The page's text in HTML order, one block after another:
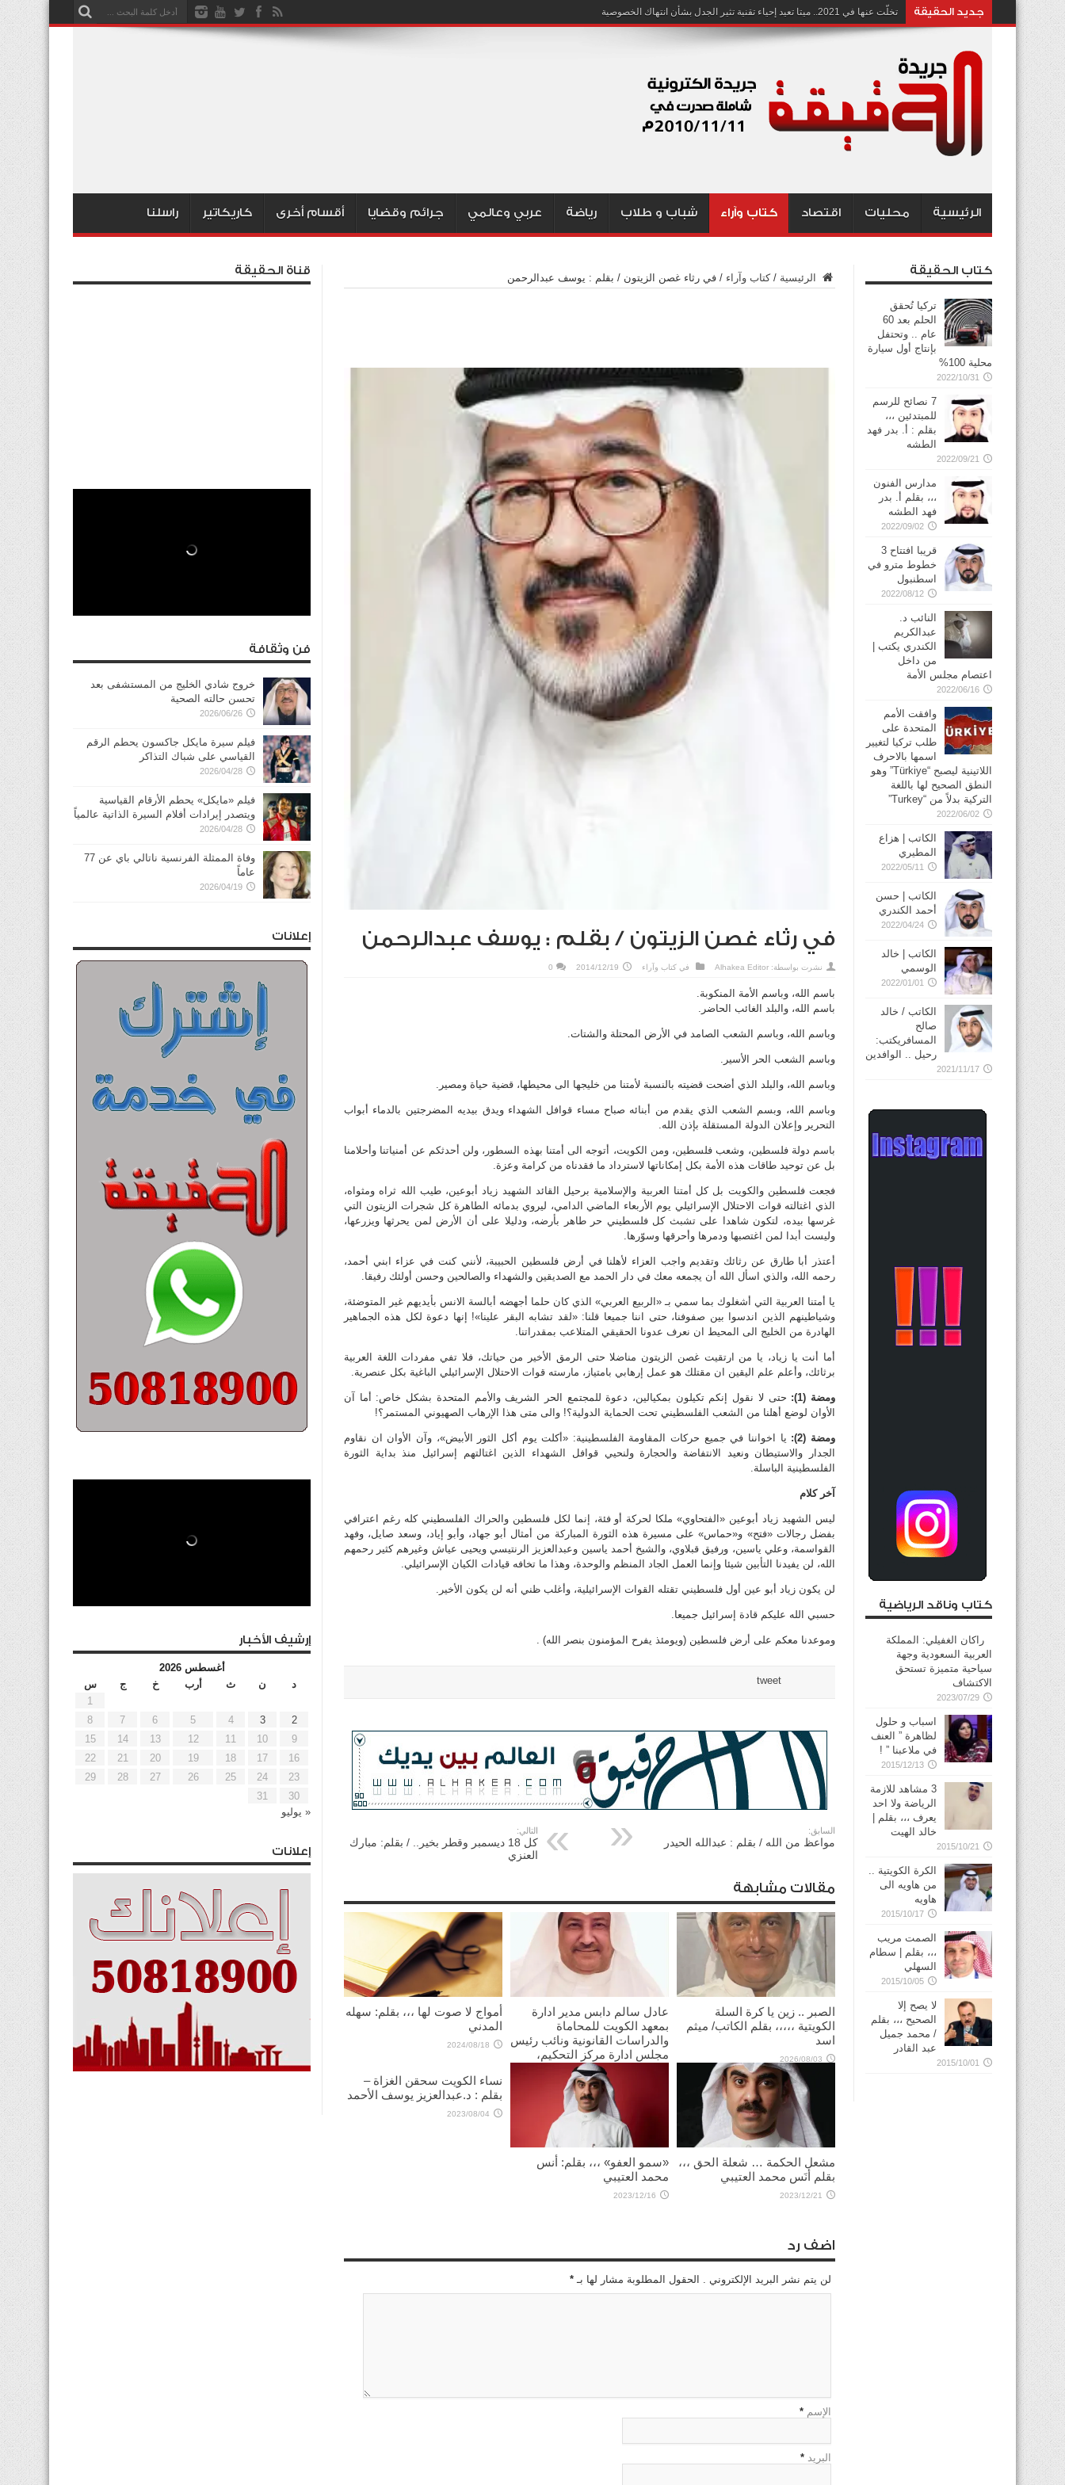
جديد الحقيقة تخلّت عنها في 2021.. ميتا تعيد إحياء تقنية تثير الجدل بشأن انتهاك الخصوصية
الرئيسية محليات اقتصاد كتاب وآراء شباب و طلاب رياضة عربي وعالمي جرائم وقضايا أقسام أخرى كاريكاتير راسلنا
الرئيسية / كتاب وآراء / في رثاء غصن الزيتون / بقلم : يوسف عبدالرحمن
في رثاء غصن الزيتون / بقلم : يوسف عبدالرحمن
نشرت بواسطة: Alhakea Editor في كتاب وآراء 2014/12/19
0
باسم الله، وباسم الأمة المنكوبة.
باسم الله، والبلد الغائب الحاضر.
وباسم الله، وباسم الشعب الصامد في الأرض المحتلة والشتات.
وباسم الشعب الحر الأسير.
وباسم الله، والبلد الذي أضحت قضيته بالنسبة لأمتنا من خليجها الى محيطها، قضية حياة ومصير.
وباسم الله، وبسم الشعب الذي يقدم من أبنائه صباح مساء قوافل الشهداء ويدق بيديه المضرجتين بالدماء أبواب
التحرير وإعلان الدولة المستقلة بإذن الله.
باسم دولة فلسطين، وشعب فلسطين، ومن الكويت، أتوجه الى أمتنا بهذه السطور، ولن أحدثكم عن أمنياتنا وأحلامنا
بل عن توحيد طاقات هذه الأمة بكل إمكاناتها لاسترداد ما فقدناه من كرامة وعزة.
فجعت فلسطين والكويت بل كل أمتنا العربية والإسلامية برحيل القائد الشهيد زياد أبوعين، طيب الله ثراه ومثواه،
الذي اغتالته قوات الاحتلال الإسرائيلي يوم الأربعاء الماضي الدامي، ليروي بدمائه الطاهرة كل شجرات الزيتون التي
غرسها بيده، لتكون شاهدا على تشبث كل فلسطيني حر طاهر بأرضه، ودليلا على أن الأرض لمن يحرثها ويزرعها،
وليست أبدا لمن اغتصبها ودمرها وأحرقها وسوّرها.
أعتذر أبا طارق عن رثائك وتقديم واجب العزاء لأهلنا في أرض فلسطين الحبيبة، لأنني كنت في عزاء ابني أحمد،
رحمه الله، والذي اسأل الله أن يجمعه معك في دار الحمد مع الصديقين والشهداء والصالحين وحسن أولئك رفيقا.
يا أمتنا العربية التي أشغلوك بما سمي بـ «الربيع العربي» الذي كان حلما أجهضه أبالسة الانس بأيديهم غير المتوضئة،
وشياطينهم الذين اندسوا بين صفوفنا، حتى اننا جميعا قلنا: «لقد تشابه البقر علينا»! إنها دعوة لكل هذه الجماهير
الهادرة من الخليج الى المحيط ان نعرف عدونا الحقيقي المتلاعب بمقدراتنا.
أما أنت يا زياد، يا من ارتقيت غصن الزيتون مناضلا حتى الرمق الأخير من حياتك، فلا تفي مفردات اللغة العربية
برثائك، وأعلم علم اليقين ان مقتلك هو عمل إرهابي بامتياز، مارسته قوات الاحتلال الإسرائيلي الباغية بكل عنصرية.
ومضة (1):
حتى لا نقول إنكم تكيلون بمكيالين، دعوة للمجتمع الحر الشريف والأمم المتحدة بشكل خاص: أما آن
الأوان لوضع أهلنا من الشعب الفلسطيني تحت الحماية الدولية؟! والى متى هذا الإرهاب الصهيوني المستمر؟!
ومضة (2):
يا اخواننا في جميع حركات المقاومة الفلسطينية: «أكلت يوم أكل الثور الأبيض»، وآن الأوان ان نقاوم
الجدار والاستيطان ونعيد الانتفاضة والحجارة ولنحيي قوافل الشهداء الذين اغتالتهم إسرائيل منذ بداية الثورة
الفلسطينية الباسلة.
آخر كلام
ليس الشهيد زياد أبوعين «الفتحاوي» ملكا لحركة أو فئة، إنما لكل فلسطين والحراك الفلسطيني كله رغم اعترافي
بفضل رجالات «فتح» و«حماس» على مسيرة هذه الثورة المباركة من أمثال أبو جهاد، وأبو إياد، وسعد صايل، وفهد
القواسمة، وعلي ياسين، ورفيق قبلاوي، والشيخ أحمد ياسين وعبدالعزيز الرنتيسي ويحيى عياش وغيرهم كثير رحمهم
الله، لن يفيدنا التأبين شيئا وإنما العمل الجاد المنظم والوحدة، وهذا ما تخافه قيادات الكيان الإسرائيلي.
لن يكون زياد أبو عين أول فلسطيني تقتله القوات الإسرائيلية، وأغلب ظني أنه لن يكون الأخير.
حسبي الله عليكم قادة إسرائيل جميعا.
وموعدنا معكم على أرض فلسطين (ويومئذ يفرح المؤمنون بنصر الله) .
tweet
السابق:
مواعظ من الله / بقلم : عبدالله الحيدر
التالي:
كل 18 ديسمبر وقطر بخير.. / بقلم: مبارك
العنزي
مقالات مشابهة
الصبر .. زين يا كرة السلة
الكويتية ،،،،، بقلم الكاتب/ ميثم
اسد
2026/08/03
عادل سالم دابس مدير ادارة
بمعهد الكويت للمحاماة
والدراسات القانونية ونائب رئيس
مجلس ادارة مركز التحكيم،
يكتب: تفعيل قانون الوساطة في
المنازعات ضرورة لتعزيز العدالة
وتطوير العمل القانوني في
2025/09/18
أمواج لا صوت لها ،،، بقلم: سهله
المدني
2024/08/18
مشعل الحكمة … شعلة الحق ،،،
بقلم أنَس محمد العتيبي
2023/12/21
«سمو العفو» ،،، بقلم: أنس
محمد العتيبي
2023/12/16
نساء الكويت سحقن الغزاة –
بقلم : د.عبدالعزيز يوسف الأحمد
2023/08/04
اضف رد
لن يتم نشر البريد الإلكتروني . الحقول المطلوبة مشار لها بـ *
الإسم *
البريد *
كتاب الحقيقة
تركيا تُحقق
الحلم بعد 60
عام .. وتحتفل
بإنتاج أول سيارة
محلية 100%
2022/10/31
7 نصائح للرسم
للمبتدئين ،،،
بقلم : أ. بدر فهد
الطشه
2022/09/21
مدارس الفنون
،،، بقلم أ. بدر
فهد الطشه
2022/09/02
قريبا افتتاح 3
خطوط مترو في
2022/08/12
النائب د.
عبدالكريم
الكندري يكتب |
من داخل
اعتصام مجلس الأمة
2022/06/16
وافقت الأمم
المتحدة على
طلب تركيا لتغيير
اسمها بالاحرف
اللاتينية ليصبح “Türkiye” وهو
النطق الصحيح لها باللغة
التركية بدلاً من “Turkey”
2022/06/02
الكاتب | هزاع
المطيري
2022/05/11
الكاتب | حسن
أحمد الكندري
2022/04/24
الكاتب | خالد
الوسمي
2022/01/01
الكاتب / خالد
صالح
المسافريكتب:
رحيل .. الوافدين
2021/11/17
كتاب وناقد الرياضية
راكان الغفيلي: المملكة
العربية السعودية وجهة
سياحية متميزة تستحق
الاكتشاف
2023/07/29
اسباب و حلول
لظاهرة ” العنف
في ملاعبنا ” !
2015/12/13
3 مشاهد للازمة
الرياضة ولا احد
يعرف ،،، بقلم |
خالد الهيت
2015/10/21
الكرة الكويتية ..
من هاويه الى
هاويه
2015/10/17
الصمت مريب
،،، بقلم | سطام
السهلي
2015/10/05
لا يصح إلا
الصحيح ،،، بقلم
/ محمد جميل
عبد القادر
2015/10/01
قناة الحقيقة
فن وثقافة
خروج شادي الخليج من المستشفى بعد
تحسن حالته الصحية
2026/06/26
فيلم سيرة مايكل جاكسون يحطم الرقم
القياسي على شباك التذاكر
2026/04/28
فيلم «مايكل» يحطم الأرقام القياسية
ويتصدر إيرادات أفلام السيرة الذاتية عالمياً
2026/04/28
وفاة الممثلة الفرنسية ناتالي باي عن 77
عاماً
2026/04/19
إعلانات
إرشيف الأخبار
أغسطس 2026
د
ن ث أرب خ ج
س
1
2
3
4
5
6
7
8
9
10
11
12
13
14
15
16
17
18
19
20
21
22
23
24
25
26
27
28
29
30
31
« يوليو
إعلانات